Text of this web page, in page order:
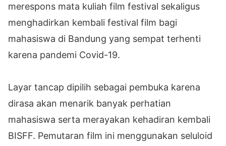
merespons mata kuliah film festival sekaligus
menghadirkan kembali festival film bagi
mahasiswa di Bandung yang sempat terhenti
karena pandemi Covid-19.
Layar tancap dipilih sebagai pembuka karena
dirasa akan menarik banyak perhatian
mahasiswa serta merayakan kehadiran kembali
BISFF. Pemutaran film ini menggunakan seluloid